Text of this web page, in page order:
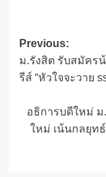
Post
Previous:
ม.รังสิต รับสมัคร
รีส์ “หัวใจจะวาย
อธิการบดีใหม่
ใหม่ เน้นกลยุท